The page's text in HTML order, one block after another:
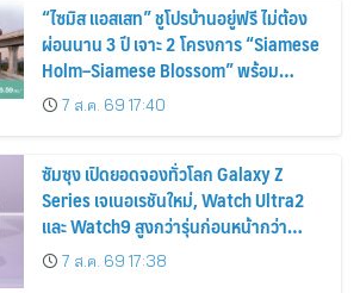
“ไซมิส แอสเสท” ชูโปรบ้านอยู่ฟรี ไม่ต้อง
ผ่อนนาน 3 ปี เจาะ 2 โครงการ “Siamese
Holm–Siamese Blossom” พร้อม
ส่วนลดและสิทธิพิเศษถึง 31 สิงหาคม
2569
7 ส.ค. 69 17:40
ซัมซุง เปิดยอดจองทั่วโลก Galaxy Z
Series เจเนอเรชันใหม่, Watch Ultra2
และ Watch9 สูงกว่ารุ่นก่อนหน้ากว่า
30%7 ส.ค. 69 17:38